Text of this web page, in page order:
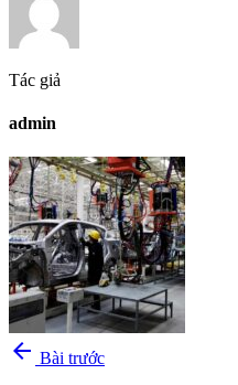
Tác giả
admin
arrow_back Bài trước